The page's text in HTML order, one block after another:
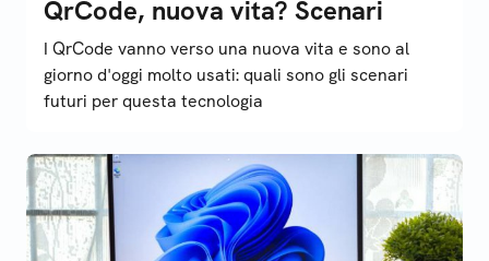
QrCode, nuova vita? Scenari
I QrCode vanno verso una nuova vita e sono al
giorno d'oggi molto usati: quali sono gli scenari
futuri per questa tecnologia